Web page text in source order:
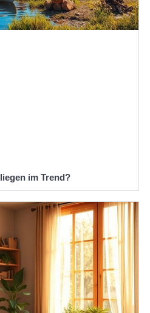
im Trend?